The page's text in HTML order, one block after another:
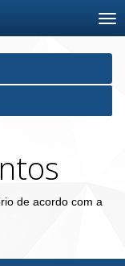
de acordo com a